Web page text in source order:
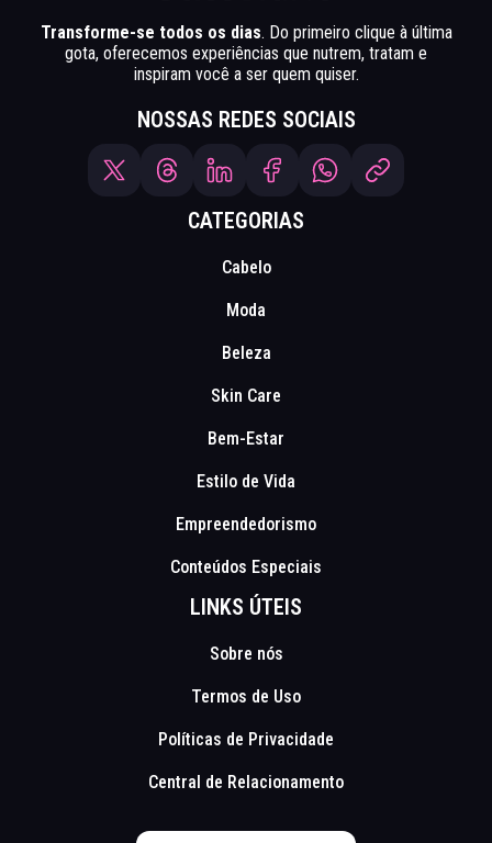
Transforme-se todos os dias. Do primeiro clique à última
gota, oferecemos experiências que nutrem, tratam e
inspiram você a ser quem quiser.
NOSSAS REDES SOCIAIS
CATEGORIAS
Cabelo
Moda
Beleza
Skin Care
Bem-Estar
Estilo de Vida
Empreendedorismo
Conteúdos Especiais
LINKS ÚTEIS
Sobre nós
Termos de Uso
Políticas de Privacidade
Central de Relacionamento